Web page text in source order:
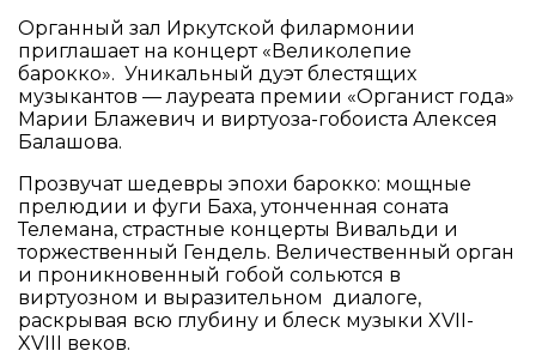
Органный зал Иркутской филармонии
приглашает на концерт «Великолепие
барокко». Уникальный дуэт блестящих
музыкантов — лауреата премии «Органист года»
Марии Блажевич и виртуоза-гобоиста Алексея
Балашова.
Прозвучат шедевры эпохи барокко: мощные
прелюдии и фуги Баха, утонченная соната
Телемана, страстные концерты Вивальди и
торжественный Гендель. Величественный орган
и проникновенный гобой сольются в
виртуозном и выразительном диалоге,
раскрывая всю глубину и блеск музыки XVII-
XVIII веков.